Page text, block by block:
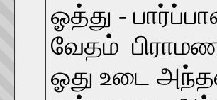
ஓத்து -
வேதம்
ஓது உடை